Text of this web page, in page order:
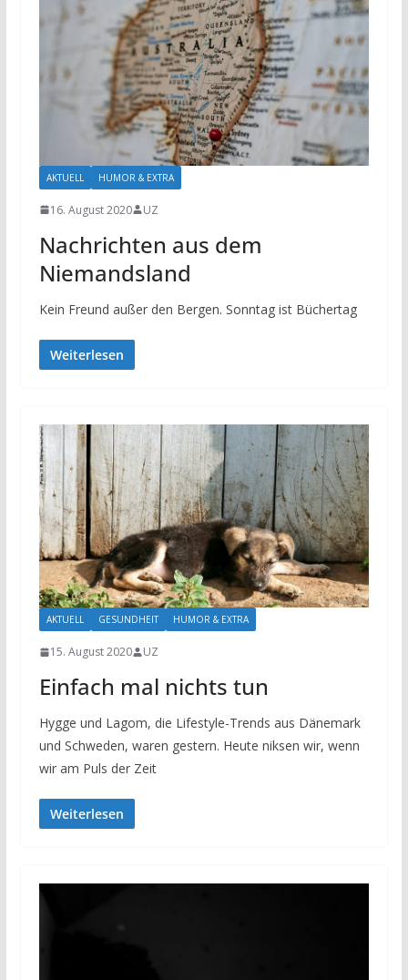
AKTUELL HUMOR & EXTRA
16. August 2020 UZ
Nachrichten aus dem
Niemandsland
Kein Freund außer den Bergen. Sonntag ist Büchertag
Weiterlesen
AKTUELL GESUNDHEIT HUMOR & EXTRA
15. August 2020 UZ
Einfach mal nichts tun
Hygge und Lagom, die Lifestyle-Trends aus Dänemark
und Schweden, waren gestern. Heute niksen wir, wenn
wir am Puls der Zeit
Weiterlesen